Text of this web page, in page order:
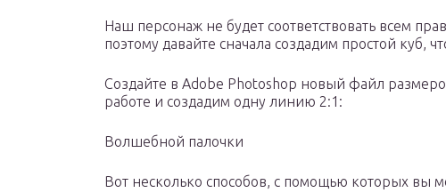
Наш персонаж не будет соответствовать всем
поэтому давайте сначала создадим простой куб,
Создайте в Adobe Photoshop новый файл
работе и создадим одну линию 2:1:
Волшебной палочки
Вот несколько способов, с помощью которых вы